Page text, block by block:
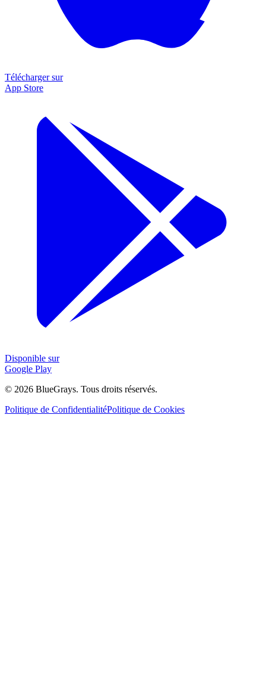
Télécharger sur
App Store
Disponible sur
Google Play
© 2026 BlueGrays. Tous droits réservés.
Politique de ConfidentialitéPolitique de Cookies